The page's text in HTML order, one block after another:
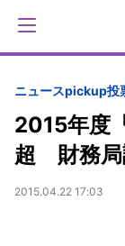
ニュースpickup投
2015年度
超 財務局
2015.04.22 17:03